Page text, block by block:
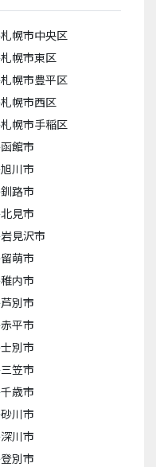
札幌市中央区
札幌市東区
札幌市豊平区
札幌市西区
札幌市手稲区
函館市
旭川市
釧路市
北見市
岩見沢市
留萌市
稚内市
芦別市
赤平市
士別市
三笠市
千歳市
砂川市
深川市
登別市